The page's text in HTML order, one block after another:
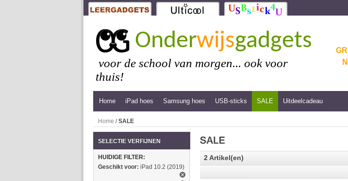
Onderwijsgadgets
voor de school van morgen... ook voor
thuis!
Home iPad hoes Samsung hoes USB-sticks SALE Uitdeelcadeau
Home /SALE
2 Artikel(en)
SELECTIE VERFIJNEN
HUIDIGE FILTER:
Geschikt voor: iPad 10.2 (2019)